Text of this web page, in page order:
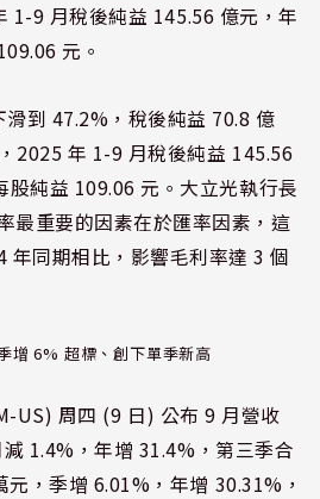
1-9 月稅後純益 145.56 億元，年
元。
到 47.2%，稅後純益 70.8 億
2025 年 1-9 月稅後純益 145.56
股純益 109.06 元。大立光執行長
最重要的因素在於匯率因素，這
年同期相比，影響毛利率達 3 個
增 6% 超標、創下單季新高
US) 周四 (9 日) 公布 9 月營收
1.4%，年增 31.4%，第三季合
，季增 6.01%，年增 30.31%，